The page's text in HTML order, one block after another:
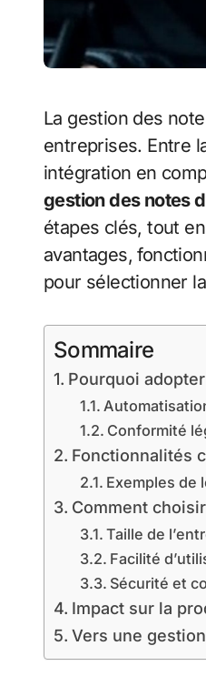
La gestion des notes de frais représente une tâche chronophage pour de nombreuses
entreprises. Entre
intégration en
gestion des notes
étapes clés, tout
avantages,
pour sélectionner
Sommaire
Pourquoi
Conformité
Fonctionnalités
Exemples de
Comment
Taille de
Facilité
Sécurité et
Impact sur la
Vers une